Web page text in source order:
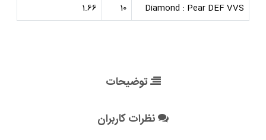
Diamond : Pear DEF VVS
10
1.66
توضیحات
نظرات کاربران